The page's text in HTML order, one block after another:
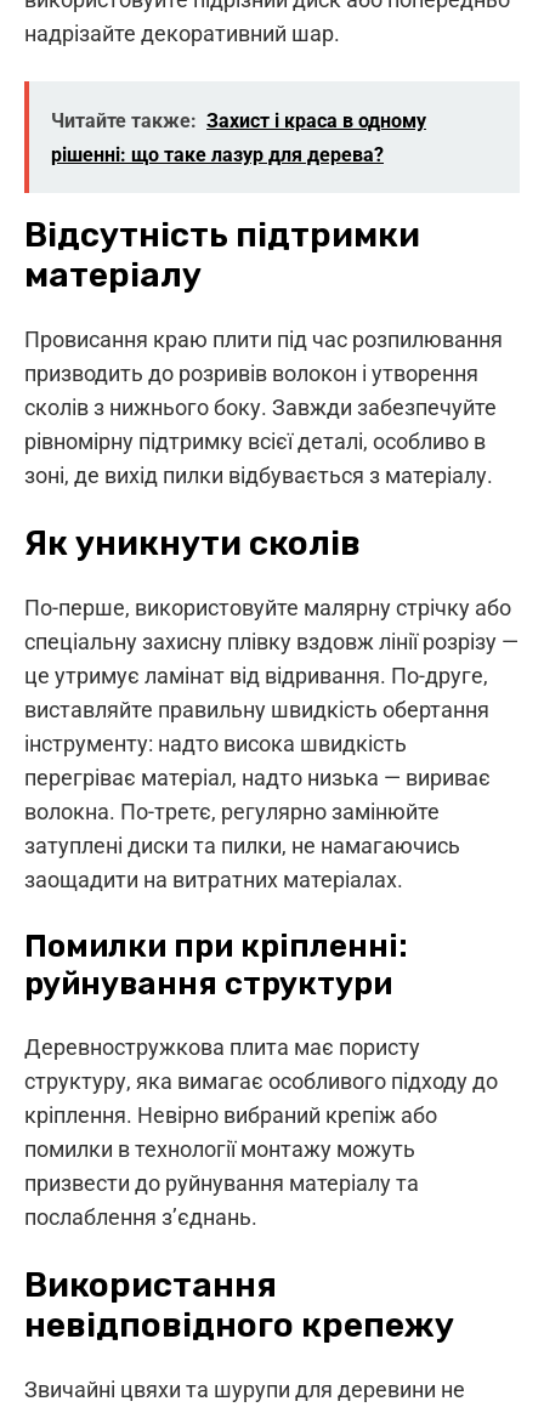
надрізайте декоративний шар.
Читайте также: Захист і краса в одному
рішенні: що таке лазур для дерева?
Відсутність підтримки
матеріалу
Провисання краю плити під час розпилювання
призводить до розривів волокон і утворення
сколів з нижнього боку. Завжди забезпечуйте
рівномірну підтримку всієї деталі, особливо в
зоні, де вихід пилки відбувається з матеріалу.
Як уникнути сколів
По-перше, використовуйте малярну стрічку або
спеціальну захисну плівку вздовж лінії розрізу —
це утримує ламінат від відривання. По-друге,
виставляйте правильну швидкість обертання
інструменту: надто висока швидкість
перегріває матеріал, надто низька — вириває
волокна. По-третє, регулярно замінюйте
затуплені диски та пилки, не намагаючись
заощадити на витратних матеріалах.
Помилки при кріпленні:
руйнування структури
Деревностружкова плита має пористу
структуру, яка вимагає особливого підходу до
кріплення. Невірно вибраний крепіж або
помилки в технології монтажу можуть
призвести до руйнування матеріалу та
послаблення з’єднань.
Використання
невідповідного крепежу
Звичайні цвяхи та шурупи для деревини не